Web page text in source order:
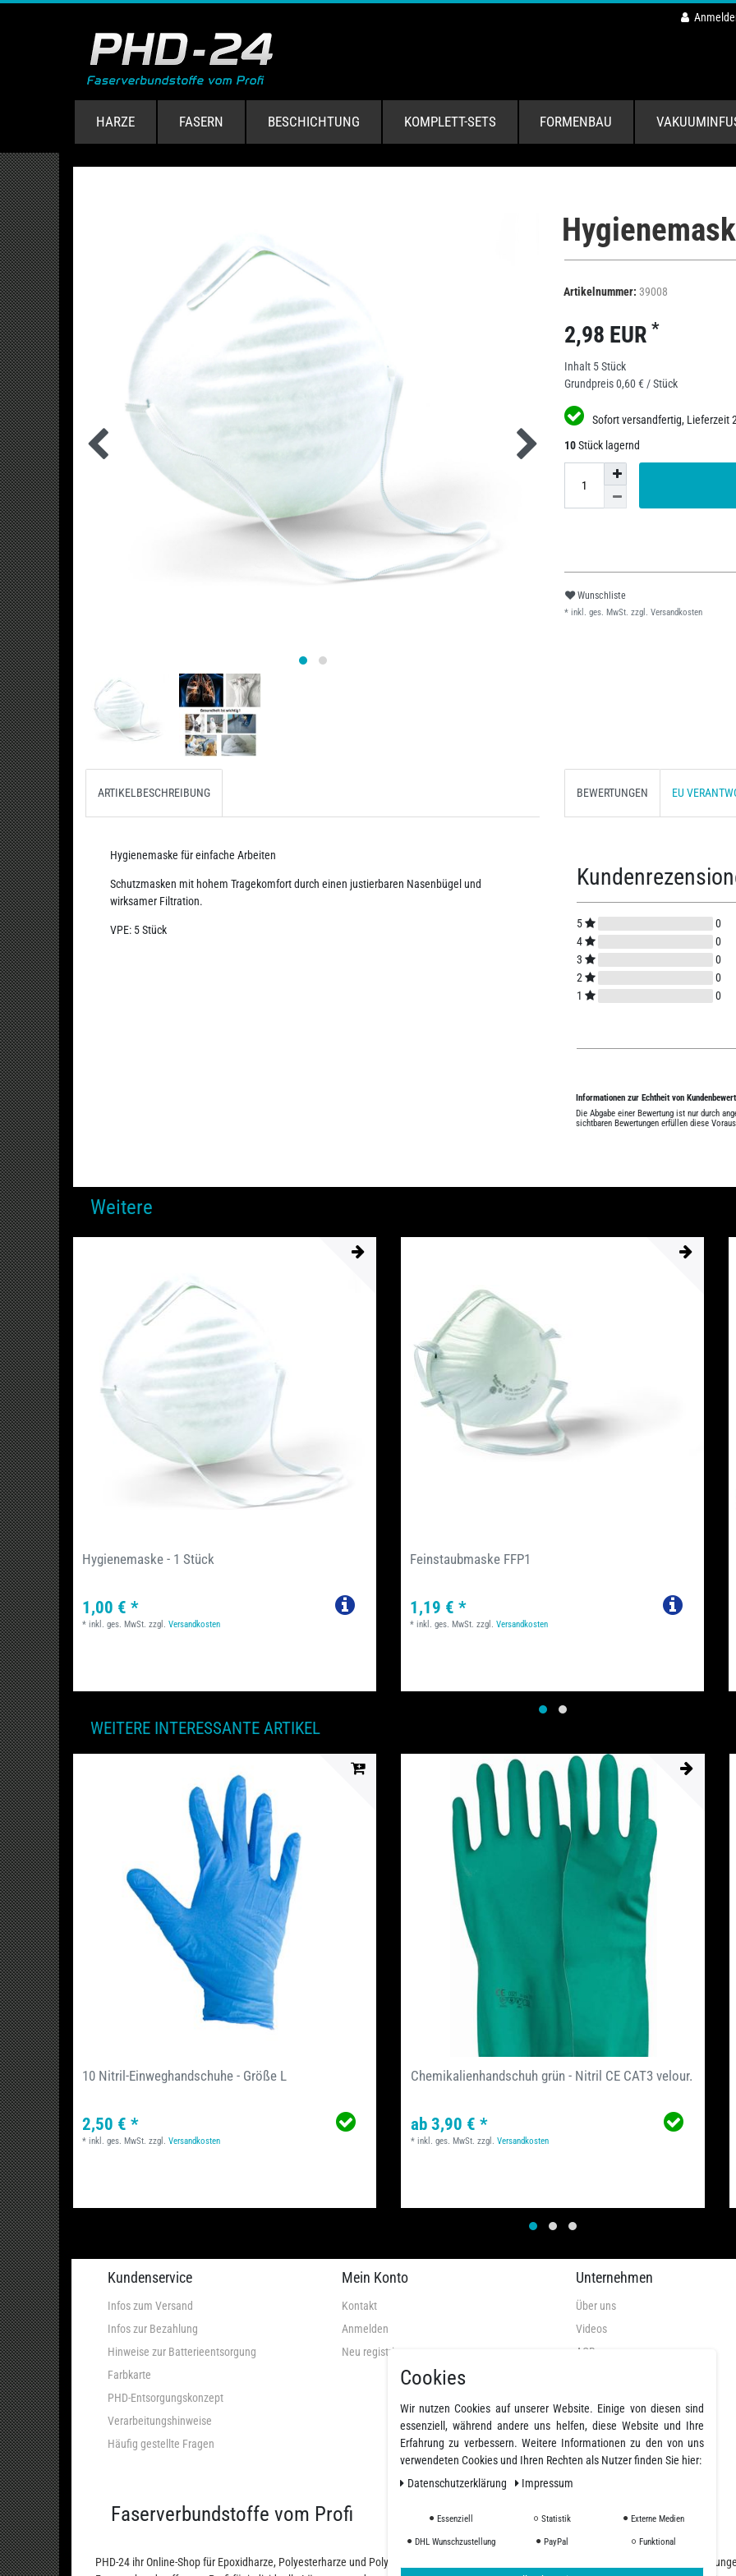
HARZE FASERN BESCHICHTUNG KOMPLETT-SETS FORMENBAU
Artikelnummer: 39008
2,98 EUR *
Inhalt 5Stück
Grundpreis0,60 € / Stück
Sofort versandfertig, Lieferzeit
10Stück lagernd
Wunschliste
* inkl. ges. MwSt. zzgl. Versandkosten
ARTIKELBESCHREIBUNG
Hygienemaske für einfache Arbeiten
Schutzmasken mit hohem Tragekomfort durch einen justierbaren Nasenbügel und
wirksamer Filtration.
VPE: 5 Stück
BEWERTUNGEN EU
5
0
4
0
3
0
2
0
1
0
Informationen zur Echtheit von
Die Abgabe einer Bewertung ist nur durch
sichtbaren Bewertungen erfüllen diese
Weitere
Hygienemaske - 1 Stück
1,00 € *
*inkl. ges. MwSt. zzgl.Versandkosten
Feinstaubmaske FFP1
1,19 € *
*inkl. ges. MwSt. zzgl.Versandkosten
WEITERE INTERESSANTE ARTIKEL
10 Nitril-Einweghandschuhe - Größe L
2,50 € *
*inkl. ges. MwSt. zzgl.Versandkosten
Chemikalienhandschuh grün - Nitril CE CAT3 velour.
ab 3,90 € *
* inkl. ges. MwSt. zzgl. Versandkosten
Kundenservice
Infos zum Versand
Infos zur Bezahlung
Hinweise zur Batterieentsorgung
Farbkarte
PHD-Entsorgungskonzept
Verarbeitungshinweise
Häufig gestellte Fragen
Mein Konto
Kontakt
Anmelden
Neu registrieren
Unternehmen
Über uns
Videos
AGB
Widerrufsformular
Impressum
Faserverbundstoffe vom Profi
PHD-24 ihr Online-Shop für Epoxidharze, Polyesterharze und Polyurethanharze und einer großen Auswahl an Fasern, Geweben,
Cookies
Wir nutzen Cookies auf unserer Website. Einige von diesen sind
essenziell, während andere uns helfen, diese Website und Ihre
Erfahrung zu verbessern. Weitere Informationen zu den von uns
verwendeten Cookies und Ihren Rechten als Nutzer finden Sie hier:
Daten­schutz­erklärung
Impressum
Essenziell Statistik Externe Medien
DHL Wunschzustellung PayPal Funktional